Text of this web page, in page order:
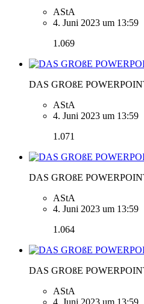
AStA
4. Juni 2023 um 13:59
1.069
DAS GROßE
AStA
4. Juni 2023 um 13:59
1.071
DAS GROßE
AStA
4. Juni 2023 um 13:59
1.064
DAS GROßE
AStA
4. Juni 2023 um 13:59